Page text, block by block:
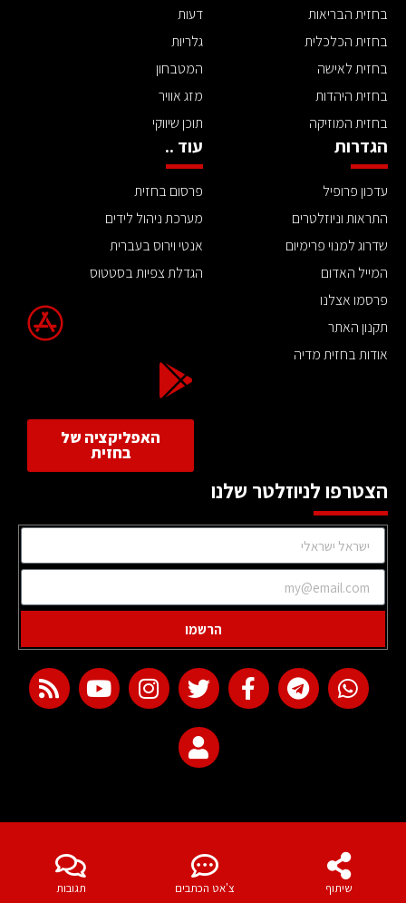
שיתוף צ'אט הכתבים תגובות
בחזית הבריאות
בחזית הכלכלית
בחזית לאישה
בחזית היהדות
בחזית המוזיקה
דעות
גלריות
המטבחון
מזג אוויר
תוכן שיווקי
הגדרות
עדכון פרופיל
התראות וניוזלטרים
שדרוג למנוי פרימיום
המייל האדום
פרסמו אצלנו
תקנון האתר
אודות בחזית מדיה
עוד ..
פרסום בחזית
מערכת ניהול לידים
אנטי וירוס בעברית
הגדלת צפיות בסטטוס
האפליקציה של
בחזית
הצטרפו לניוזלטר שלנו
הרשמו
web development